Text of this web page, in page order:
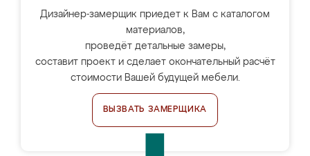
Дизайнер-замерщик приедет к Вам с каталогом
материалов,
проведёт детальные замеры,
составит проект и сделает окончательный расчёт
стоимости Вашей будущей мебели.
ВЫЗВАТЬ ЗАМЕРЩИКА